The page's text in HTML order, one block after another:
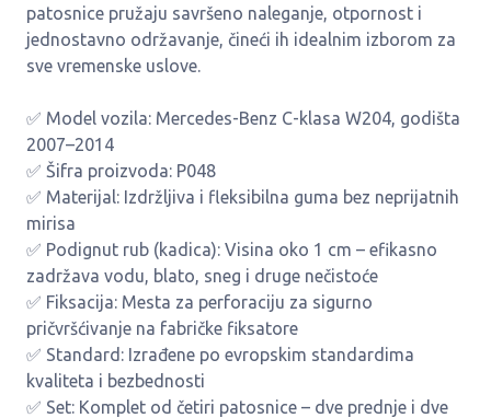
patosnice pružaju savršeno naleganje, otpornost i
jednostavno održavanje, čineći ih idealnim izborom za
sve vremenske uslove.
✅ Model vozila: Mercedes-Benz C-klasa W204, godišta
2007–2014
✅ Šifra proizvoda: P048
✅ Materijal: Izdržljiva i fleksibilna guma bez neprijatnih
mirisa
✅ Podignut rub (kadica): Visina oko 1 cm – efikasno
zadržava vodu, blato, sneg i druge nečistoće
✅ Fiksacija: Mesta za perforaciju za sigurno
pričvršćivanje na fabričke fiksatore
✅ Standard: Izrađene po evropskim standardima
kvaliteta i bezbednosti
✅ Set: Komplet od četiri patosnice – dve prednje i dve